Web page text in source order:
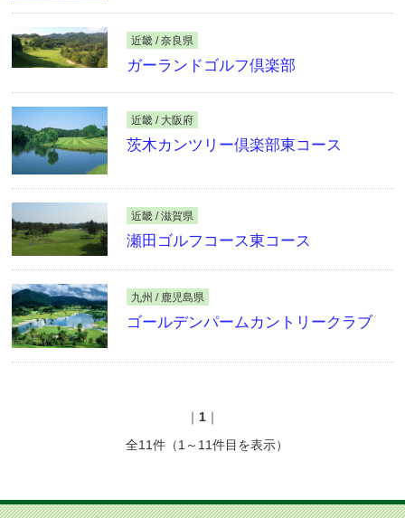
近畿 / 奈良県
ガーランドゴルフ倶楽部
近畿 / 大阪府
茨木カンツリー倶楽部東コース
近畿 / 滋賀県
瀬田ゴルフコース東コース
九州 / 鹿児島県
ゴールデンパームカントリークラブ
｜ 1｜
全11件（1～11件目を表示）